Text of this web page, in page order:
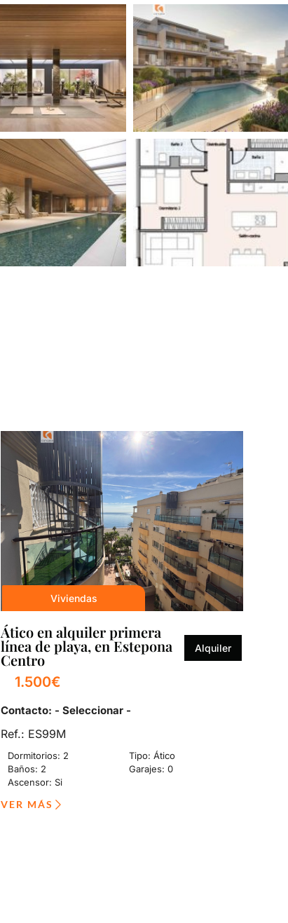
Viviendas
Ático en alquiler primera
línea de playa, en Estepona
Centro
Alquiler
1.500€
Contacto: - Seleccionar -
Ref.: ES99M
Dormitorios: 2
Tipo: Ático
Baños: 2
Garajes: 0
Ascensor: Si
VER MÁS